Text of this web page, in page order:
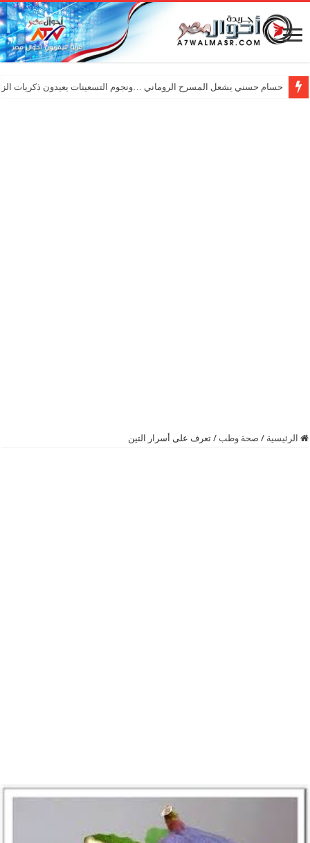
حسام حسني يشعل المسرح الروماني …ونجوم التسعينات يعيدون ذكريات
الرئيسية / صحة وطب / تعرف على أسرار التين